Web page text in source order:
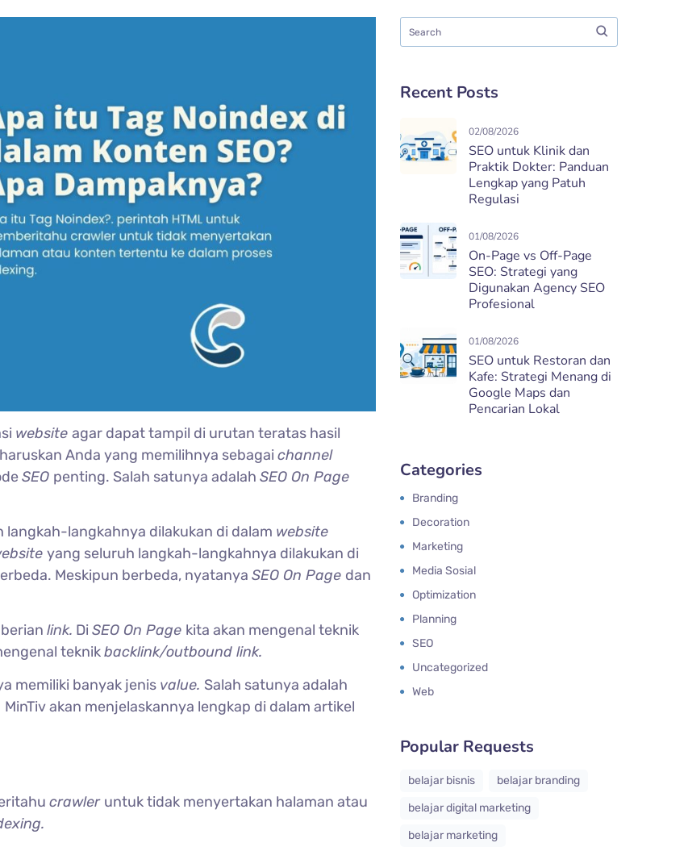
website agar dapat tampil di urutan teratas hasil
Anda yang memilihnya sebagai channel
SEO penting. Salah satunya adalah SEO On Page
langkah-langkahnya dilakukan di dalam website
yang seluruh langkah-langkahnya dilakukan di
Meskipun berbeda, nyatanya SEO On Page dan
link. Di SEO On Page kita akan mengenal teknik
teknikbacklink/outbound link.
memiliki banyak jenis value. Salah satunya adalah
MinTiv akan menjelaskannya lengkap di dalam artikel
crawler untuk tidak menyertakan halaman atau
Recent Posts
02/08/2026
SEO untuk Klinik dan
Praktik Dokter: Panduan
Lengkap yang Patuh
Regulasi
01/08/2026
On-Page vs Off-Page
SEO: Strategi yang
Digunakan Agency SEO
Profesional
01/08/2026
SEO untuk Restoran dan
Kafe: Strategi Menang di
Google Maps dan
Pencarian Lokal
Categories
Branding
Decoration
Marketing
Media Sosial
Optimization
Planning
SEO
Uncategorized
Web
Popular Requests
belajar bisnis
belajar branding
belajar digital marketing
belajar marketing